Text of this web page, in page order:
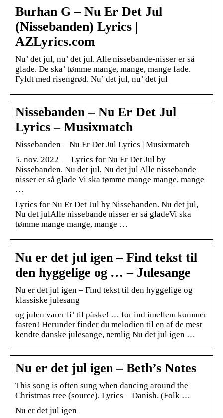
Burhan G – Nu Er Det Jul
(Nissebanden) Lyrics |
AZLyrics.com
Nu’ det jul, nu’ det jul. Alle nissebande-nisser er så
glade. De ska’ tømme mange, mange, mange fade.
Fyldt med risengrød. Nu’ det jul, nu’ det jul
Nissebanden – Nu Er Det Jul
Lyrics – Musixmatch
Nissebanden – Nu Er Det Jul Lyrics | Musixmatch
5. nov. 2022 — Lyrics for Nu Er Det Jul by
Nissebanden. Nu det jul, Nu det jul Alle nissebande
nisser er så glade Vi ska tømme mange mange, mange
…
Lyrics for Nu Er Det Jul by Nissebanden. Nu det jul,
Nu det julAlle nissebande nisser er så gladeVi ska
tømme mange mange, mange …
Nu er det jul igen – Find tekst til
den hyggelige og … – Julesange
Nu er det jul igen – Find tekst til den hyggelige og
klassiske julesang
og julen varer li’ til påske! … for ind imellem kommer
fasten! Herunder finder du melodien til en af de mest
kendte danske julesange, nemlig Nu det jul igen …
Nu er det jul igen – Beth’s Notes
This song is often sung when dancing around the
Christmas tree (source). Lyrics – Danish. (Folk …
Nu er det jul igen